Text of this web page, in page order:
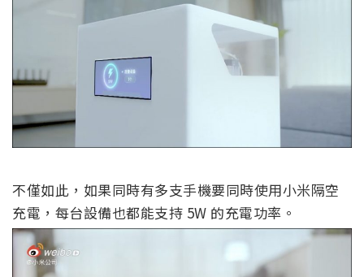
不僅如此，如果同時有多支手機要同時使用小米隔空
充電，每台設備也都能支持 5W 的充電功率。